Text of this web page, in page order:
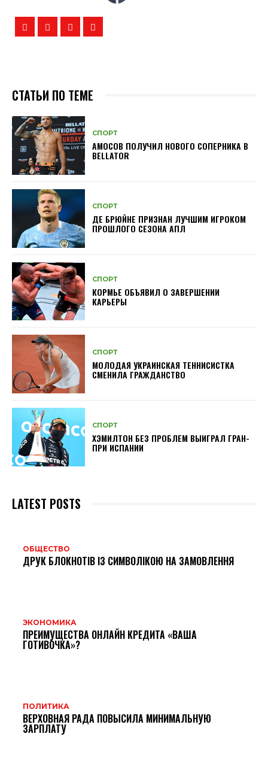
СТАТЬИ ПО ТЕМЕ
СПОРТ
АМОСОВ ПОЛУЧИЛ НОВОГО СОПЕРНИКА В
BELLATOR
СПОРТ
ДЕ БРЮЙНЕ ПРИЗНАН ЛУЧШИМ ИГРОКОМ
ПРОШЛОГО СЕЗОНА АПЛ
СПОРТ
КОРМЬЕ ОБЪЯВИЛ О ЗАВЕРШЕНИИ
КАРЬЕРЫ
СПОРТ
МОЛОДАЯ УКРАИНСКАЯ ТЕННИСИСТКА
СМЕНИЛА ГРАЖДАНСТВО
СПОРТ
ХЭМИЛТОН БЕЗ ПРОБЛЕМ ВЫИГРАЛ ГРАН-
ПРИ ИСПАНИИ
LATEST POSTS
ОБЩЕСТВО
ДРУК БЛОКНОТІВ ІЗ СИМВОЛІКОЮ НА ЗАМОВЛЕННЯ
ЭКОНОМИКА
ПРЕИМУЩЕСТВА ОНЛАЙН КРЕДИТА «ВАША
ГОТИВОЧКА»?
ПОЛИТИКА
ВЕРХОВНАЯ РАДА ПОВЫСИЛА МИНИМАЛЬНУЮ
ЗАРПЛАТУ